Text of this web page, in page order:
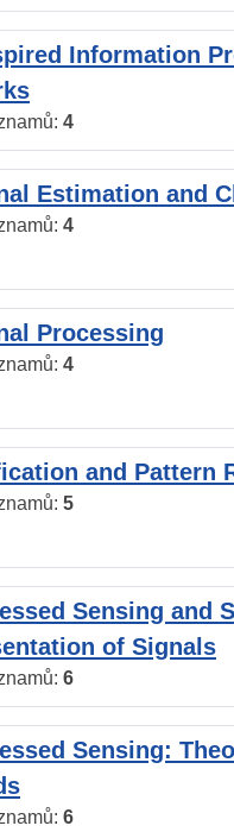
Information
4
Estimation and
4
Processing
4
and Pattern
5
Sensing and
of Signals
6
Sensing:
6